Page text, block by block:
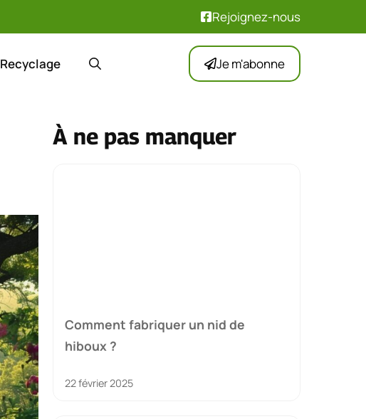
Rejoignez-nous
Recyclage Je m'abonne
À ne pas manquer
Comment fabriquer un nid de
hiboux ?
22 février 2025